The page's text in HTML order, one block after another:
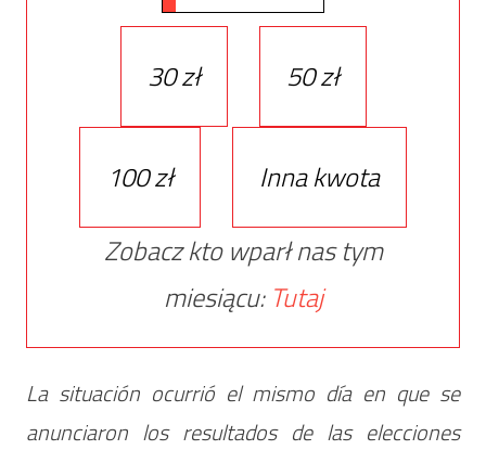
30 zł 50 zł
100 zł
Inna kwota
Zobacz kto wparł nas tym
miesiącu: Tutaj
La situación ocurrió el mismo día en que se
anunciaron los resultados de las elecciones